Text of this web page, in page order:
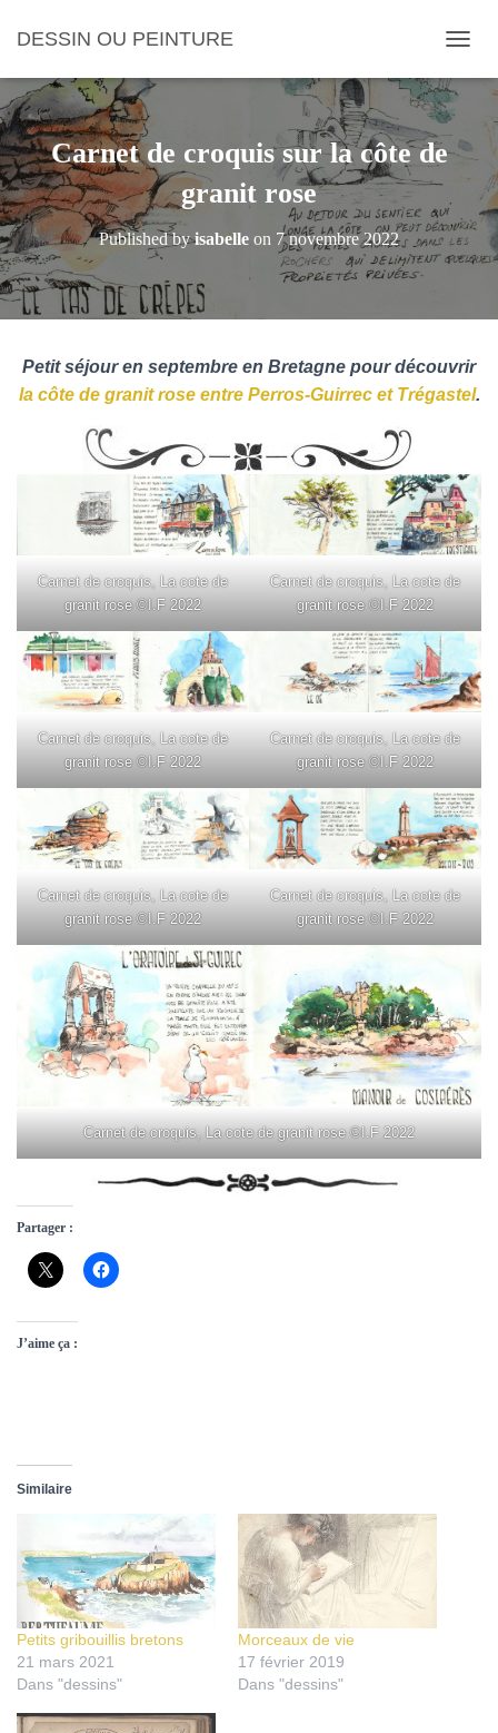
DESSIN OU PEINTURE
Carnet de croquis sur la côte de
granit rose
Published byisabelle on 7 novembre 2022
Petit séjour en septembre en Bretagne pour découvrir
la côte de granit rose entre Perros-Guirrec et Trégastel.
Carnet de croquis, La cote de
granit rose ©I.F 2022
Carnet de croquis, La cote de
granit rose ©I.F 2022
Carnet de croquis, La cote de
granit rose ©I.F 2022
Carnet de croquis, La cote de
granit rose ©I.F 2022
Carnet de croquis, La cote de
granit rose ©I.F 2022
Carnet de croquis, La cote de
granit rose ©I.F 2022
Carnet de croquis, La cote de granit rose ©I.F 2022
Partager :
J’aime ça :
Similaire
Petits gribouillis bretons
21 mars 2021
Dans "dessins"
Morceaux de vie
17 février 2019
Dans "dessins"